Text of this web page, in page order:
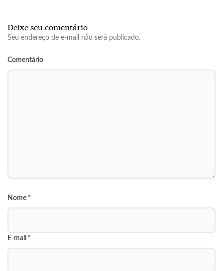
Deixe seu comentário
Seu endereço de e-mail não será publicado.
Comentário
Nome *
E-mail *